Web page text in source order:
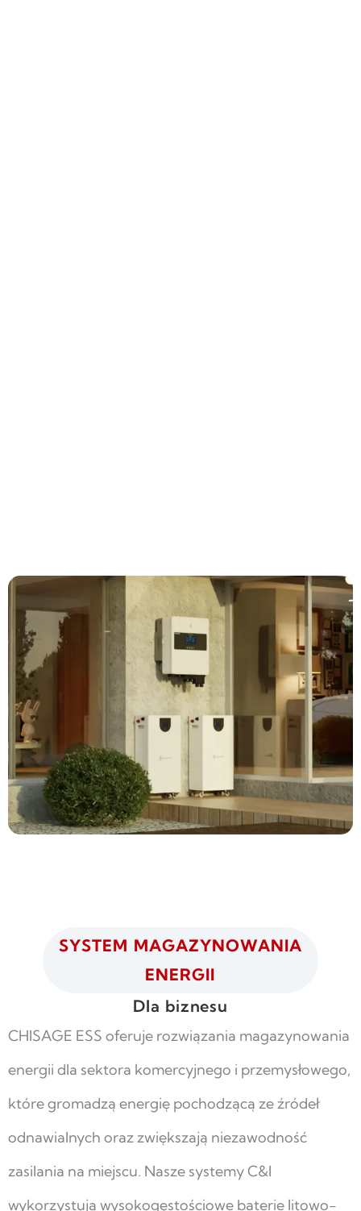
SYSTEM MAGAZYNOWANIA
ENERGII
Dla biznesu
CHISAGE ESS oferuje rozwiązania magazynowania
energii dla sektora komercyjnego i przemysłowego,
które gromadzą energię pochodzącą ze źródeł
odnawialnych oraz zwiększają niezawodność
zasilania na miejscu. Nasze systemy C&I
wykorzystują wysokogęstościowe baterie litowo-